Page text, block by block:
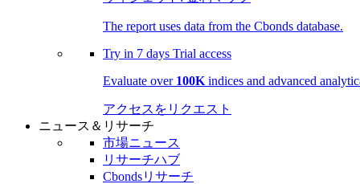
The report uses data from the Cbonds database.
Try in 7 days Trial access
Evaluate over 100K indices and advanced
アクセスをリクエスト
ニュース＆リサーチ
市場ニュース
リサーチハブ
Cbondsリサーチ